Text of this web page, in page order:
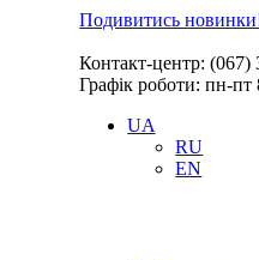
Подивитись
Контакт-центр: (067)
Графік роботи: пн-пт
UA
RU
EN